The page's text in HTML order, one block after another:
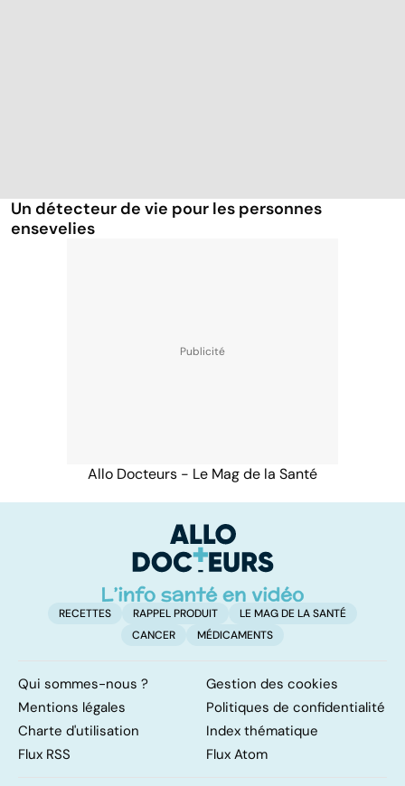
Un détecteur de vie pour les personnes
ensevelies
Allo Docteurs - Le Mag de la Santé
RECETTES RAPPEL PRODUIT
LE MAG DE LA SANTÉ
CANCER
MÉDICAMENTS
Qui sommes-nous ?
Gestion des cookies
Mentions légales
Politiques de confidentialité
Charte d'utilisation
Index thématique
Flux RSS
Flux Atom